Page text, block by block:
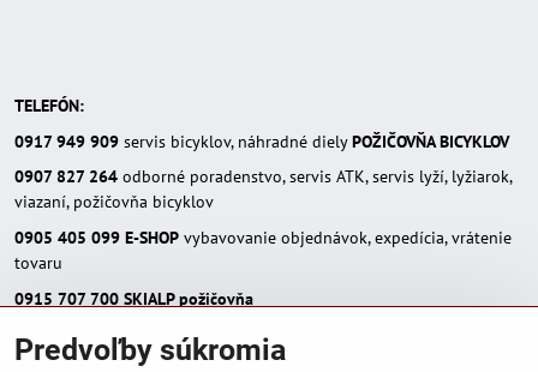
TELEFÓN:
0917 949 909 servis bicyklov, náhradné dielyPOŽIČOVŇA BICYKLOV
0907 827 264 odborné poradenstvo, servis ATK, servis lyží, lyžiarok,
viazaní, požičovňa bicyklov
0905 405 099 E-SHOP vybavovanie objednávok, expedícia, vrátenie
tovaru
0915 707 700 SKIALP požičovňa
E-MAIL:
eshop(zavináč)skialpinista.sk
Predvoľby súkromia